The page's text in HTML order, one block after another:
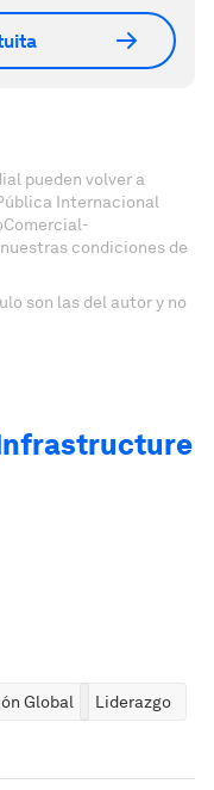
pueden volver a
Internacional
condiciones de
son las del autor y no
Global Liderazgo